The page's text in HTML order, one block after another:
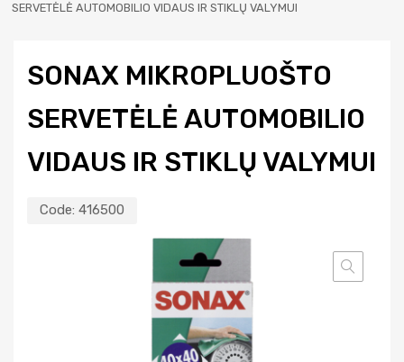
SERVETĖLĖ AUTOMOBILIO VIDAUS IR STIKLŲ VALYMUI
SONAX MIKROPLUOŠTO
SERVETĖLĖ AUTOMOBILIO
VIDAUS IR STIKLŲ VALYMUI
Code: 416500